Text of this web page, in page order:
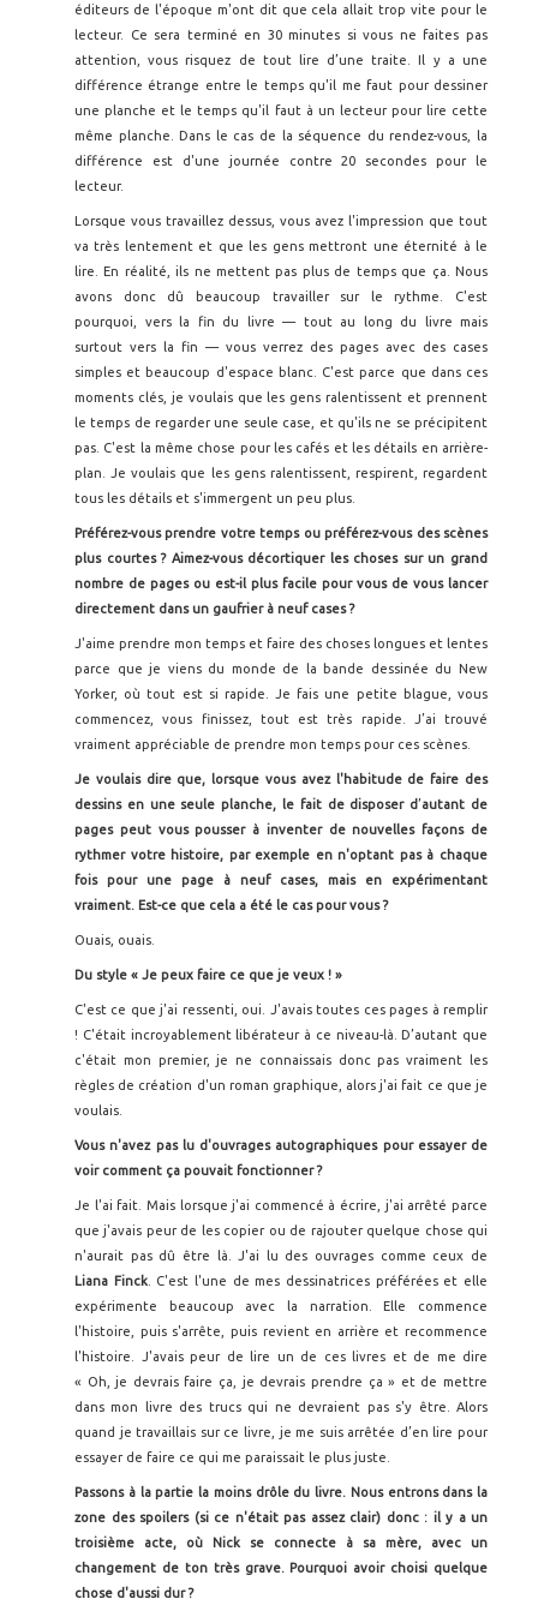
éditeurs de l'époque m'ont dit que cela allait trop vite pour le
lecteur. Ce sera terminé en 30 minutes si vous ne faites pas
attention, vous risquez de tout lire d’une traite. Il y a une
différence étrange entre le temps qu'il me faut pour dessiner
une planche et le temps qu'il faut à un lecteur pour lire cette
même planche. Dans le cas de la séquence du rendez-vous, la
différence est d'une journée contre 20 secondes pour le
lecteur.
Lorsque vous travaillez dessus, vous avez l'impression que tout
va très lentement et que les gens mettront une éternité à le
lire. En réalité, ils ne mettent pas plus de temps que ça. Nous
avons donc dû beaucoup travailler sur le rythme. C'est
pourquoi, vers la fin du livre — tout au long du livre mais
surtout vers la fin — vous verrez des pages avec des cases
simples et beaucoup d'espace blanc. C'est parce que dans ces
moments clés, je voulais que les gens ralentissent et prennent
le temps de regarder une seule case, et qu'ils ne se précipitent
pas. C'est la même chose pour les cafés et les détails en arrière-
plan. Je voulais que les gens ralentissent, respirent, regardent
tous les détails et s'immergent un peu plus.
Préférez-vous prendre votre temps ou préférez-vous des scènes
plus courtes ? Aimez-vous décortiquer les choses sur un grand
nombre de pages ou est-il plus facile pour vous de vous lancer
directement dans un gaufrier à neuf cases?
J'aime prendre mon temps et faire des choses longues et lentes
parce que je viens du monde de la bande dessinée du New
Yorker, où tout est si rapide. Je fais une petite blague, vous
commencez, vous finissez, tout est très rapide. J’ai trouvé
vraiment appréciable de prendre mon temps pour ces scènes.
Je voulais dire que, lorsque vous avez l'habitude de faire des
dessins en une seule planche, le fait de disposer d’autant de
pages peut vous pousser à inventer de nouvelles façons de
rythmer votre histoire, par exemple en n'optant pas à chaque
fois pour une page à neuf cases, mais en expérimentant
vraiment. Est-ce que cela a été le cas pour vous ?
Ouais, ouais.
Du style « Je peux faire ce que je veux ! »
C'est ce que j'ai ressenti, oui. J'avais toutes ces pages à remplir
! C'était incroyablement libérateur à ce niveau-là. D’autant que
c'était mon premier, je ne connaissais donc pas vraiment les
règles de création d'un roman graphique, alors j'ai fait ce que je
voulais.
Vous n'avez pas lu d'ouvrages autographiques pour essayer de
voir comment ça pouvait fonctionner ?
Je l'ai fait. Mais lorsque j'ai commencé à écrire, j'ai arrêté parce
que j'avais peur de les copier ou de rajouter quelque chose qui
n'aurait pas dû être là. J'ai lu des ouvrages comme ceux de
Liana Finck. C'est l'une de mes dessinatrices préférées et elle
expérimente beaucoup avec la narration. Elle commence
l'histoire, puis s'arrête, puis revient en arrière et recommence
l'histoire. J'avais peur de lire un de ces livres et de me dire
« Oh, je devrais faire ça, je devrais prendre ça » et de mettre
dans mon livre des trucs qui ne devraient pas s'y être. Alors
quand je travaillais sur ce livre, je me suis arrêtée d’en lire pour
essayer de faire ce qui me paraissait le plus juste.
Passons à la partie la moins drôle du livre. Nous entrons dans la
zone des spoilers (si ce n'était pas assez clair) donc : il y a un
troisième acte, où Nick se connecte à sa mère, avec un
changement de ton très grave. Pourquoi avoir choisi quelque
chose d'aussi dur ?